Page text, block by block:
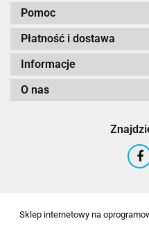
Pomoc
Płatność i dostawa
Informacje
O nas
Sklep internetowy na